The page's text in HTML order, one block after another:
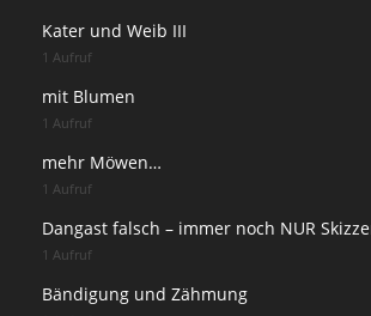
Kater und Weib III
1 Aufruf
mit Blumen
1 Aufruf
mehr Möwen…
1 Aufruf
Dangast falsch – immer noch NUR
1 Aufruf
Bändigung und Zähmung